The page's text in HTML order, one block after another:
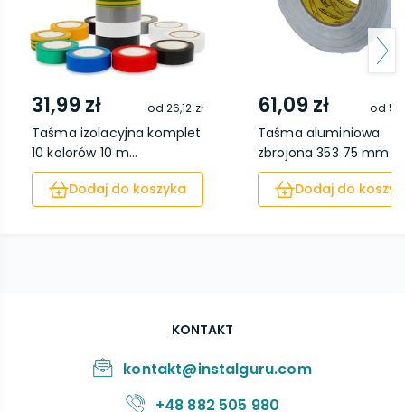
31,99 zł od 26,12 zł
Taśma izolacyjna komplet
10 kolorów 10 m...
Dodaj do koszyka
61,09 zł od
Taśma aluminiowa
zbrojona 353 75 mm x
Dodaj do
KONTAKT
kontakt@instalguru.com
+48 882 505 980